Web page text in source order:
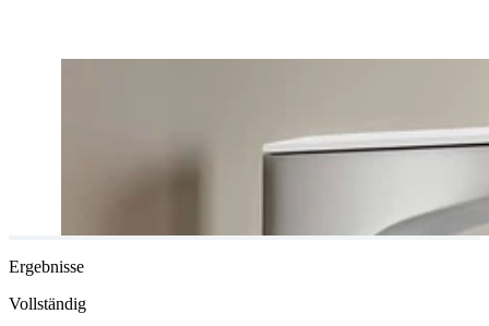
Ergebnisse
Vollständig